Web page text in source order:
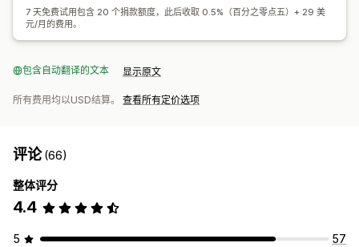
7 天免费试用包含 20 个捐款额度，此后收取 0.5%（百分之零点五）+ 29 美
元/月的费用。
包含自动翻译的文本 显示原文
所有费用均以USD结算。 查看所有定价选项
评论(66)
整体评分
4.4
5
57